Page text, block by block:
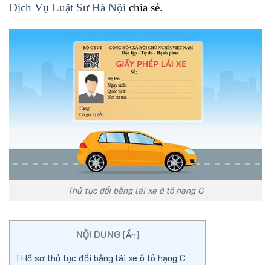
Dịch Vụ Luật Sư Hà Nội chia sẻ.
Thủ tục đổi bằng lái xe ô tô hạng C
NỘI DUNG [Ẩn]
1 Hồ sơ thủ tục đổi bằng lái xe ô tô hạng C